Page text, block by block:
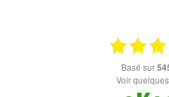
basé sur
Voir